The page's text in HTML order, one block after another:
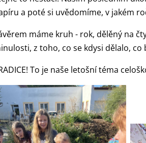
a poté si uvědomíme, v jakém
máme kruh - rok, dělěný na
z toho, co se kdysi dělalo, co
To je naše letošní téma